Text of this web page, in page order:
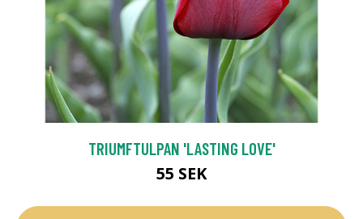
TRIUMFTULPAN 'LASTING LOVE'
55 SEK